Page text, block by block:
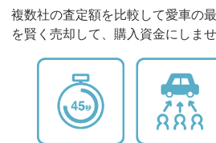
複数社の査定額を比較して愛車の
を賢く売却して、購入資金にしま